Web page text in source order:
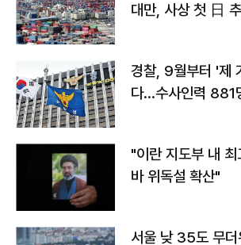
대만, 사상 첫 日
경찰, 9월부터 '제
다…수사인력 881
"이란 지도부 내
바 위독설 확산"
서울 낮 35도 무